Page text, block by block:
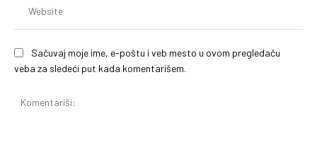
Sačuvaj moje ime, e-poštu i veb mesto u ovom pregledaču
veba za sledeći put kada komentarišem.